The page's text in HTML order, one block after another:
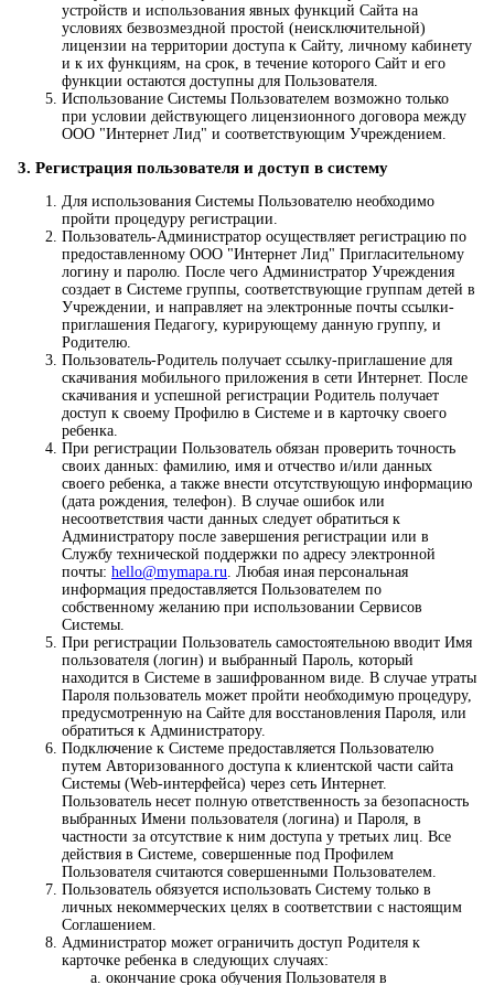
устройств и использования явных функций Сайта на
условиях безвозмездной простой (неисключительной)
лицензии на территории доступа к Сайту, личному кабинету
и к их функциям, на срок, в течение которого Сайт и его
функции остаются доступны для Пользователя.
Использование Системы Пользователем возможно только
при условии действующего лицензионного договора между
ООО "Интернет Лид" и соответствующим Учреждением.
3. Регистрация пользователя и доступ в систему
Для использования Системы Пользователю необходимо
пройти процедуру регистрации.
Пользователь-Администратор осуществляет регистрацию по
предоставленному ООО "Интернет Лид" Пригласительному
логину и паролю. После чего Администратор Учреждения
создает в Системе группы, соответствующие группам детей в
Учреждении, и направляет на электронные почты ссылки-
приглашения Педагогу, курирующему данную группу, и
Родителю.
Пользователь-Родитель получает ссылку-приглашение для
скачивания мобильного приложения в сети Интернет. После
скачивания и успешной регистрации Родитель получает
доступ к своему Профилю в Системе и в карточку своего
ребенка.
При регистрации Пользователь обязан проверить точность
своих данных: фамилию, имя и отчество и/или данных
своего ребенка, а также внести отсутствующую информацию
(дата рождения, телефон). В случае ошибок или
несоответствия части данных следует обратиться к
Администратору после завершения регистрации или в
Службу технической поддержки по адресу электронной
почты: hello@mymapa.ru. Любая иная персональная
информация предоставляется Пользователем по
собственному желанию при использовании Сервисов
Системы.
При регистрации Пользователь самостоятельною вводит Имя
пользователя (логин) и выбранный Пароль, который
находится в Системе в зашифрованном виде. В случае утраты
Пароля пользователь может пройти необходимую процедуру,
предусмотренную на Сайте для восстановления Пароля, или
обратиться к Администратору.
Подключение к Системе предоставляется Пользователю
путем Авторизованного доступа к клиентской части сайта
Системы (Web-интерфейса) через сеть Интернет.
Пользователь несет полную ответственность за безопасность
выбранных Имени пользователя (логина) и Пароля, в
частности за отсутствие к ним доступа у третьих лиц. Все
действия в Системе, совершенные под Профилем
Пользователя считаются совершенными Пользователем.
Пользователь обязуется использовать Систему только в
личных некоммерческих целях в соответствии с настоящим
Соглашением.
Администратор может ограничить доступ Родителя к
карточке ребенка в следующих случаях:
окончание срока обучения Пользователя в